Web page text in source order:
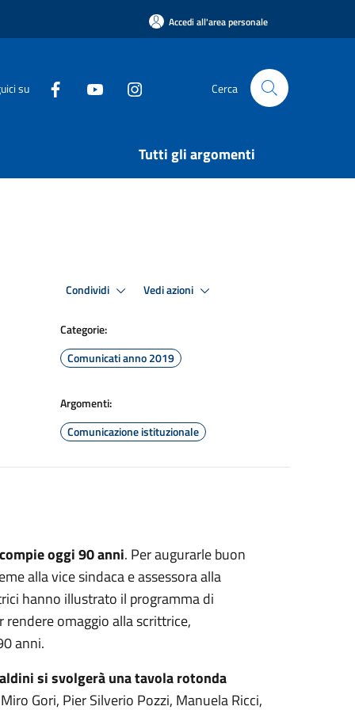
Accedi all'area personale
su Cerca
Tutti gli argomenti
Condividi Vedi azioni
Categorie:
Comunicati anno 2019
Argomenti:
Comunicazione istituzionale
oggi 90 anni. Per augurarle buon
alla vice sindaca e assessora alla
hanno illustrato il programma di
omaggio alla scrittrice,
anni.
si svolgerà una tavola rotonda
Gori, Pier Silverio Pozzi, Manuela Ricci,